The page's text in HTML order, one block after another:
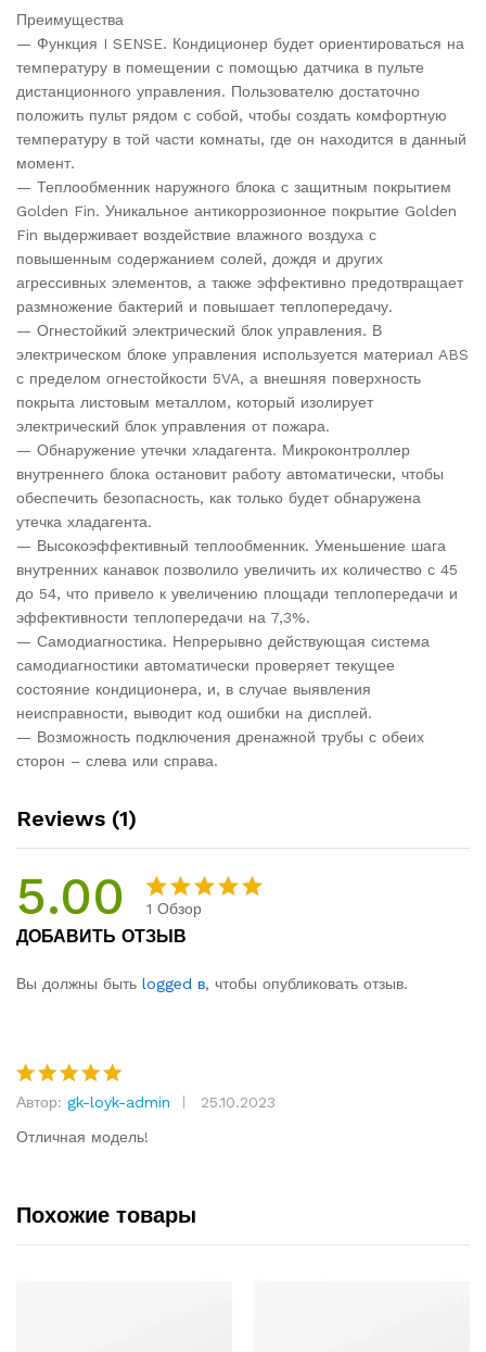
Преимущества
— Функция I SENSE. Кондиционер будет ориентироваться на
температуру в помещении с помощью датчика в пульте
дистанционного управления. Пользователю достаточно
положить пульт рядом с собой, чтобы создать комфортную
температуру в той части комнаты, где он находится в данный
момент.
— Теплообменник наружного блока с защитным покрытием
Golden Fin. Уникальное антикоррозионное покрытие Golden
Fin выдерживает воздействие влажного воздуха с
повышенным содержанием солей, дождя и других
агрессивных элементов, а также эффективно предотвращает
размножение бактерий и повышает теплопередачу.
— Огнестойкий электрический блок управления. В
электрическом блоке управления используется материал ABS
с пределом огнестойкости 5VA, а внешняя поверхность
покрыта листовым металлом, который изолирует
электрический блок управления от пожара.
— Обнаружение утечки хладагента. Микроконтроллер
внутреннего блока остановит работу автоматически, чтобы
обеспечить безопасность, как только будет обнаружена
утечка хладагента.
— Высокоэффективный теплообменник. Уменьшение шага
внутренних канавок позволило увеличить их количество с 45
до 54, что привело к увеличению площади теплопередачи и
эффективности теплопередачи на 7,3%.
— Самодиагностика. Непрерывно действующая система
самодиагностики автоматически проверяет текущее
состояние кондиционера, и, в случае выявления
неисправности, выводит код ошибки на дисплей.
— Возможность подключения дренажной трубы с обеих
сторон – слева или справа.
Reviews (1)
5.00 Rated
out of 5
based on
1
1 Обзор
ДОБАВИТЬ ОТЗЫВ
Вы должны быть logged в, чтобы опубликовать отзыв.
Rated5
out of 5
Автор: gk-loyk-admin
25.10.2023
Отличная модель!
Похожие товары